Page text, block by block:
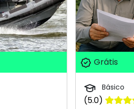
Grátis
Básico
(5.0)